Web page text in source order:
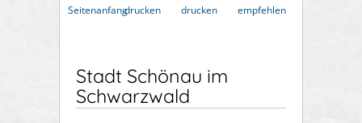
Seitenanfangdrucken
drucken
empfehlen
Stadt Schönau im
Schwarzwald